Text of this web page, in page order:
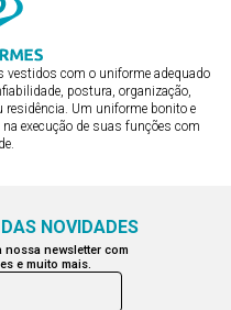
vestidos com o uniforme adequado
postura, organização,
residência. Um uniforme bonito e
execução de suas funções com
NOVIDADES
nossa newsletter com
e muito mais.